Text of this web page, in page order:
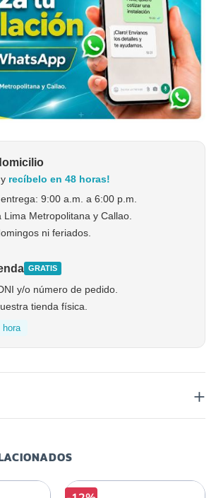
recíbelo en 48 horas!
9:00 a.m. a 6:00 p.m.
Lima Metropolitana y Callao.
ni feriados.
GRATIS
y/o número de pedido.
tienda física.
hora
+